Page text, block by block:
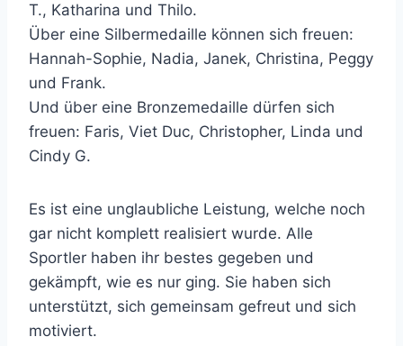
T., Katharina und Thilo.
Über eine Silbermedaille können sich freuen:
Hannah-Sophie, Nadia, Janek, Christina, Peggy
und Frank.
Und über eine Bronzemedaille dürfen sich
freuen: Faris, Viet Duc, Christopher, Linda und
Cindy G.
Es ist eine unglaubliche Leistung, welche noch
gar nicht komplett realisiert wurde. Alle
Sportler haben ihr bestes gegeben und
gekämpft, wie es nur ging. Sie haben sich
unterstützt, sich gemeinsam gefreut und sich
motiviert.